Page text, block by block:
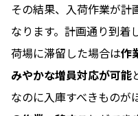
その結果、入荷作業が計
なります。計画通り到着
荷場に滞留した場合は作
みやかな増員対応が可能
なのに入庫すべきものが